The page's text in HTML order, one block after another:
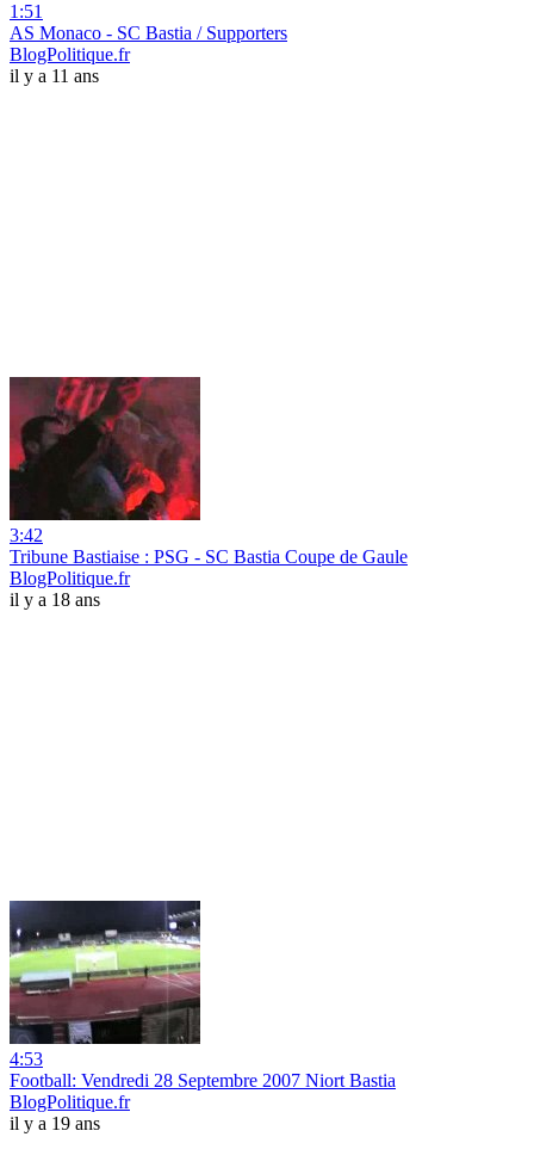
1:51
AS Monaco - SC Bastia / Supporters
BlogPolitique.fr
il y a 11 ans
3:42
Tribune Bastiaise : PSG - SC Bastia Coupe de Gaule
BlogPolitique.fr
il y a 18 ans
4:53
Football: Vendredi 28 Septembre 2007 Niort Bastia
BlogPolitique.fr
il y a 19 ans